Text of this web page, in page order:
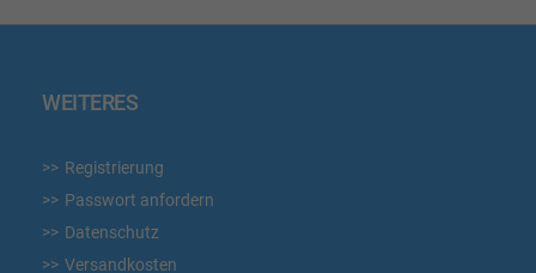
WEITERES
Registrierung
Passwort anfordern
Datenschutz
Versandkosten